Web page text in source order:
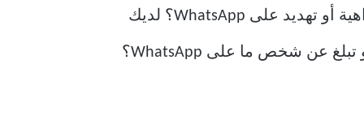
ما هي الخيارات التي لديك عندما يرسل لك شخص ما رسائل غير مرغوب فيها أو جنسية أو كراهية أو تهديد على WhatsApp؟ لديك
خياران. يمكنك إما حظره أو والإبلاغ عنه. لكن هذا يثير بعض الأسئلة. ماذا يحدث عندما تحظر أو تبلغ عن شخص ما على WhatsApp؟